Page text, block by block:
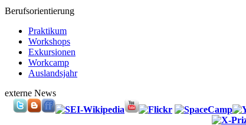
Berufsorientierung
Praktikum
Workshops
Exkursionen
Workcamp
Auslandsjahr
externe News